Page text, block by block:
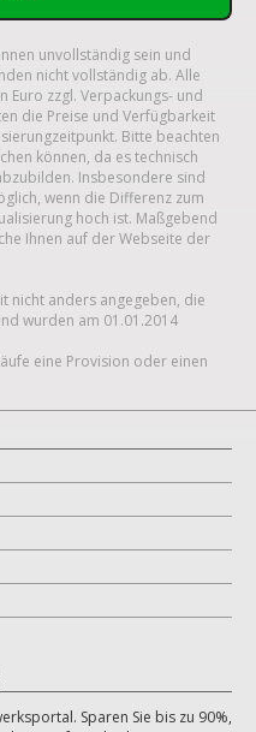
unvollständig sein und
nicht vollständig ab. Alle
Euro zzgl. Verpackungs- und
die Preise und Verfügbarkeit
Bitte beachten
können, da es technisch
Insbesondere sind
wenn die Differenz zum
hoch ist. Maßgebend
Ihnen auf der Webseite der
nicht anders angegeben, die
wurden am 01.01.2014
eine Provision oder einen
Sparen Sie bis zu 90%,